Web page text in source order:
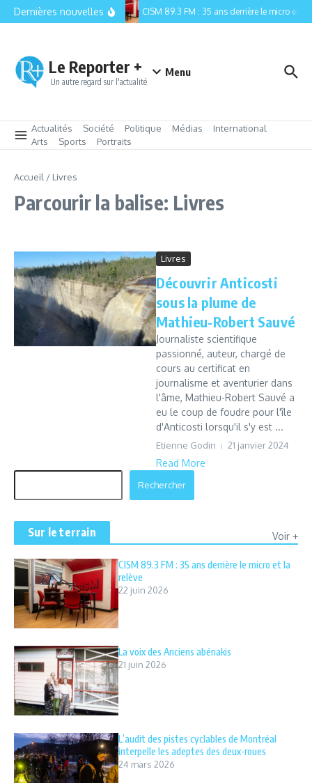
Aller au contenu
Dernières nouvelles CISM 89.3 FM : 35 ans derrière le micro et la
Le Reporter +
Un autre regard sur l'actualité
Menu
Actualités Société Politique Médias
International
Arts
Sports Portraits
Accueil / Livres
Parcourir la balise: Livres
Livres
Découvrir Anticosti
sous la plume de
Mathieu-Robert Sauvé
Journaliste scientifique
passionné, auteur, chargé de
cours au certificat en
journalisme et aventurier dans
l'âme, Mathieu-Robert Sauvé a
eu le coup de foudre pour l'île
d'Anticosti lorsqu'il s'y est ...
Etienne Godin 21 janvier 2024
Read More
Rechercher
Sur le terrain Voir +
CISM 89.3 FM : 35 ans derrière le micro et la
relève
22 juin 2026
La voix des Anciens abénakis
21 juin 2026
L’audit des pistes cyclables de Montréal
interpelle les adeptes des deux-roues
24 mars 2026